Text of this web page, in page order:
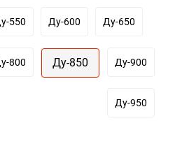
550 Ду-600 Ду-650
800 Ду-850 Ду-900
Ду-950